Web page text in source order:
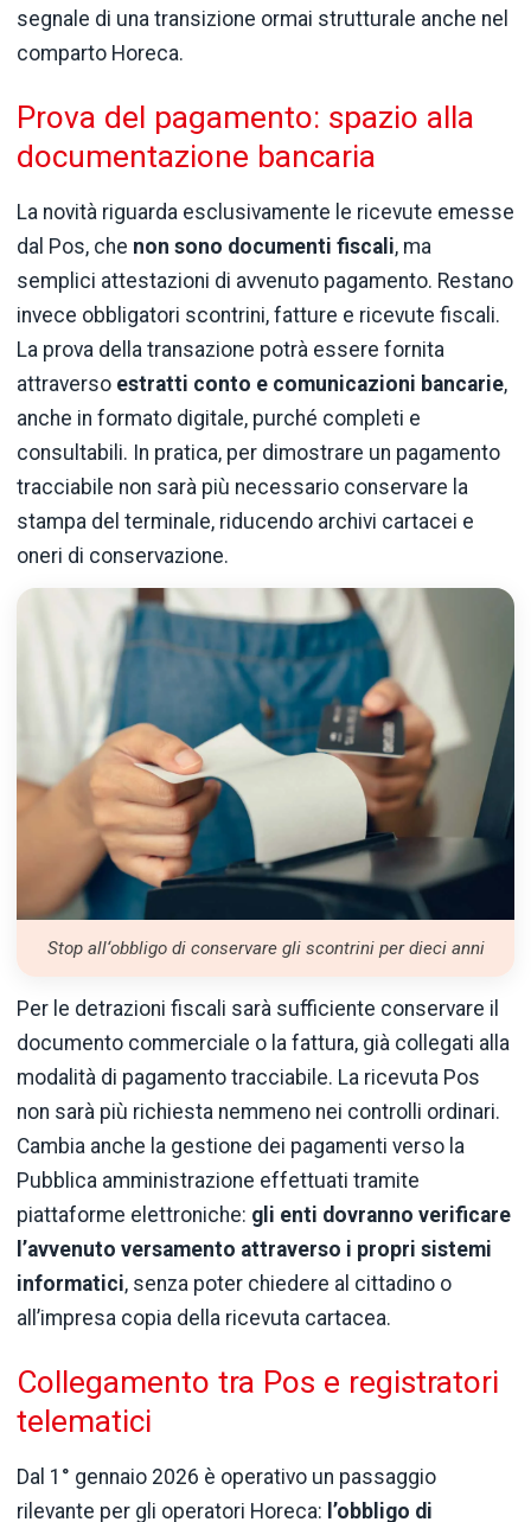
segnale di una transizione ormai strutturale anche nel
comparto Horeca.
Prova del pagamento: spazio alla
documentazione bancaria
La novità riguarda esclusivamente le ricevute emesse
dal Pos, che non sono documenti fiscali, ma
semplici attestazioni di avvenuto pagamento. Restano
invece obbligatori scontrini, fatture e ricevute fiscali.
La prova della transazione potrà essere fornita
attraverso estratti conto e comunicazioni bancarie,
anche in formato digitale, purché completi e
consultabili. In pratica, per dimostrare un pagamento
tracciabile non sarà più necessario conservare la
stampa del terminale, riducendo archivi cartacei e
oneri di conservazione.
Stop all‘obbligo di conservare gli scontrini per dieci anni
Per le detrazioni fiscali sarà sufficiente conservare il
documento commerciale o la fattura, già collegati alla
modalità di pagamento tracciabile. La ricevuta Pos
non sarà più richiesta nemmeno nei controlli ordinari.
Cambia anche la gestione dei pagamenti verso la
Pubblica amministrazione effettuati tramite
piattaforme elettroniche: gli enti dovranno verificare
l’avvenuto versamento attraverso i propri sistemi
informatici, senza poter chiedere al cittadino o
all’impresa copia della ricevuta cartacea.
Collegamento tra Pos e registratori
telematici
Dal 1° gennaio 2026 è operativo un passaggio
rilevante per gli operatori Horeca: l’obbligo di